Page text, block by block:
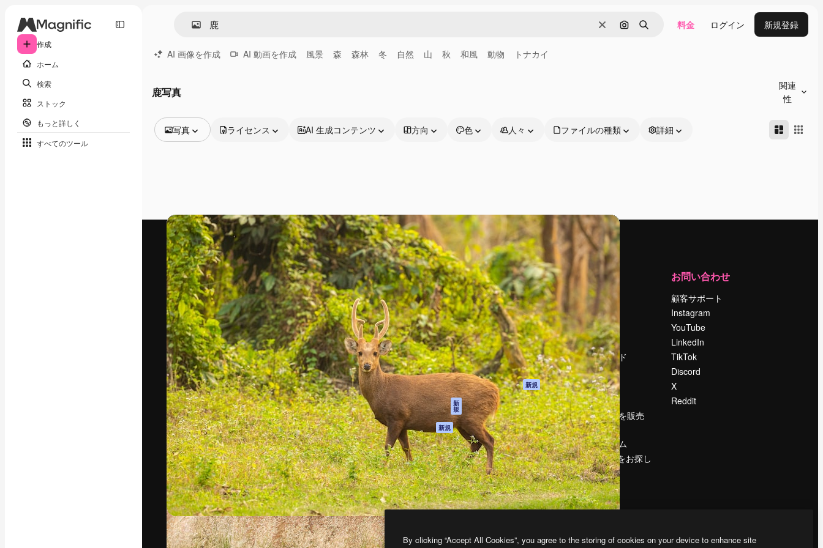
作成
ホーム
検索
ストック
もっと詳しく
すべてのツール
消去 画像で検索
検索 料金 ログイン 新規登録
AI 画像を作成 AI 動画を作成 風景 森 森林 冬 自然 山 秋 和風 動物 トナカイ
鹿写真
関連
性
写真
動画
映像素材
モーショングラフィックス
動画テンプレート
アイコン
3D モデル
フォント
ライセンス AI 生成コンテンツ 方向 色 人々 ファイルの種類 詳細
最高のクリエイティブ制作を導くためのプラ
ットフォーム。クリエイター、企業、代理
店、スタジオを含む100万人以上が利用して
います。
日本語
製品
Spaces
AI アシスタント
AI 画像生成ツール
AI 動画生成ツール
AI 音声合成ツール
ストックコンテン
ツ
Claude/ChatGPT
向けMCP
新
規
エージェント 新規
API
モバイルアプリ
すべてのMagnificツ
ール
はじめに
Academy
ドキュメント
サポート
利用規約
プライバシーポリ
シー
オリジナル 新規
クッキーポリシー
トラストセンター
アフィリエイト
法人向け
運営
料金
会社概要
Reviews
採用情報
検索トレンド
ブログ
イベント
Slidesgo
コンテンツを販売
する
プレスルーム
magnific.aiをお探し
ですか？
お問い合わせ
顧客サポート
Instagram
YouTube
LinkedIn
TikTok
Discord
X
Reddit
Copyright © 2010-2026Freepik Company S.L.U.無断複写・転載を禁じます
By clicking “Accept All Cookies”, you agree to the storing of cookies on your device to enhance site